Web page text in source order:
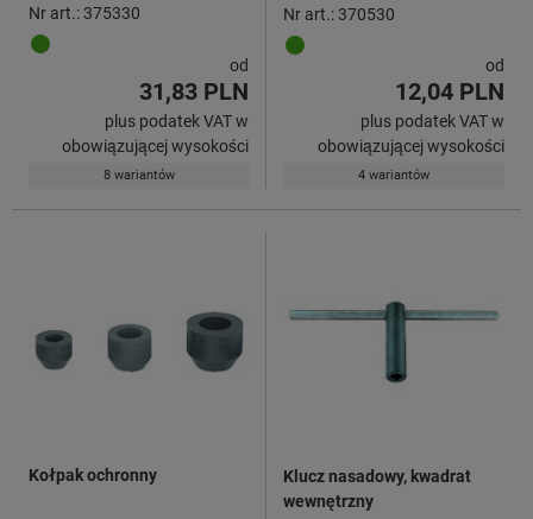
Nr art.: 375330
od
31,83 PLN
plus podatek VAT w
obowiązującej wysokości
8 wariantów
Nr art.: 370530
od
12,04 PLN
plus podatek VAT w
obowiązującej wysokości
4 wariantów
Kołpak ochronny
Klucz nasadowy, kwadrat
wewnętrzny